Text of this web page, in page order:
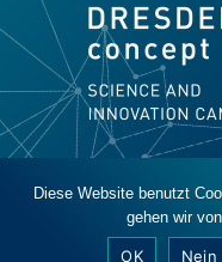
Datenschutz
Diese Website benutzt
gehen wir
OK Nein